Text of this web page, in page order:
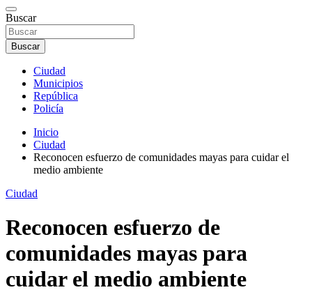
Buscar
Buscar
Ciudad
Municipios
República
Policía
Inicio
Ciudad
Reconocen esfuerzo de comunidades mayas para cuidar el
medio ambiente
Ciudad
Reconocen esfuerzo de
comunidades mayas para
cuidar el medio ambiente